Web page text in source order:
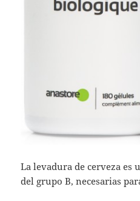
La levadura de cerveza es
del grupo B, necesarias